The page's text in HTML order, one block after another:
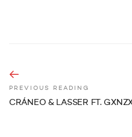
PREVIOUS READING
CRÁNEO & LASSER FT.